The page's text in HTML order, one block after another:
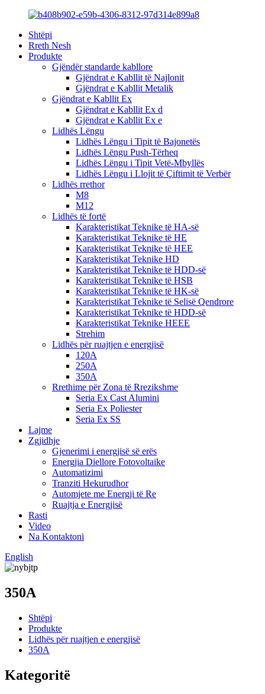
Shtëpi
Rreth Nesh
Produkte
Gjëndër standarde kabllore
Gjëndrat e Kabllit të Najlonit
Gjëndrat e Kabllit Metalik
Gjëndrat e Kabllit Ex
Gjëndrat e Kabllit Ex d
Gjëndrat e Kabllit Ex e
Lidhës Lëngu
Lidhës Lëngu i Tipit të Bajonetës
Lidhës Lëngu Push-Tërheq
Lidhës Lëngu i Tipit Vetë-Mbyllës
Lidhës Lëngu i Llojit të Çiftimit të Verbër
Lidhës rrethor
M8
M12
Lidhës të fortë
Karakteristikat Teknike të HA-së
Karakteristikat Teknike të HE
Karakteristikat Teknike të HEE
Karakteristikat Teknike HD
Karakteristikat Teknike të HDD-së
Karakteristikat Teknike të HSB
Karakteristikat Teknike të HK-së
Karakteristikat Teknike të Selisë Qendrore
Karakteristikat Teknike të HDD-së
Karakteristikat Teknike HEEE
Strehim
Lidhës për ruajtjen e energjisë
120A
250A
350A
Rrethime për Zona të Rrezikshme
Seria Ex Cast Alumini
Seria Ex Poliester
Seria Ex SS
Lajme
Zgjidhje
Gjenerimi i energjisë së erës
Energjia Diellore Fotovoltaike
Automatizimi
Tranziti Hekurudhor
Automjete me Energji të Re
Ruajtja e Energjisë
Rasti
Video
Na Kontaktoni
English
350A
Shtëpi
Produkte
Lidhës për ruajtjen e energjisë
350A
Kategoritë